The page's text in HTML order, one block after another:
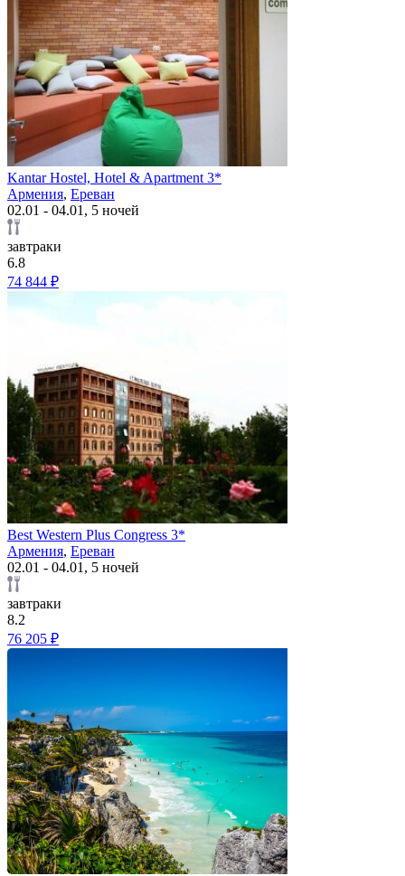
Kantar Hostel, Hotel & Apartment 3*
Армения, Ереван
02.01 - 04.01, 5 ночей
завтраки
6.8
74 844 ₽
Best Western Plus Congress 3*
Армения, Ереван
02.01 - 04.01, 5 ночей
завтраки
8.2
76 205 ₽